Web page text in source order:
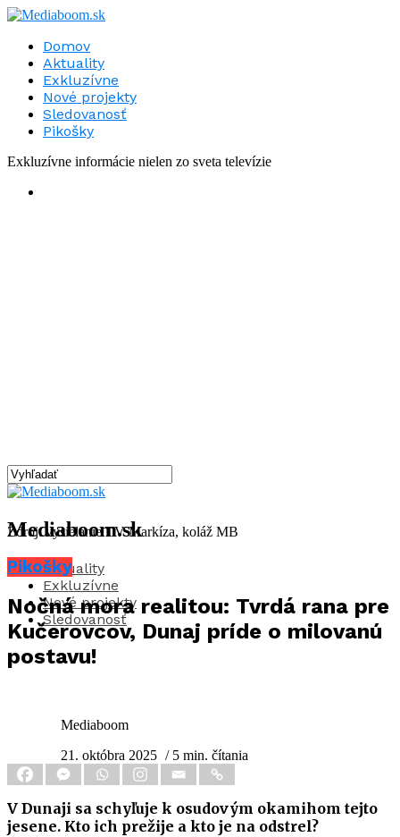
Domov
Aktuality
Exkluzívne
Nové projekty
Sledovanosť
Pikošky
Exkluzívne informácie nielen zo sveta televízie
Mediaboom.sk
Aktuality
Exkluzívne
Nové projekty
Sledovanosť
Zdroj: vysielanie TV Markíza, koláž MB
Pikošky
Nočná mora realitou: Tvrdá rana pre
Kučerovcov, Dunaj príde o milovanú
postavu!
Mediaboom
21. októbra 2025 / 5 min. čítania
V Dunaji sa schyľuje k osudovým okamihom tejto
jesene. Kto ich prežije a kto je na odstrel?